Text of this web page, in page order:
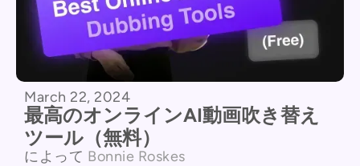
March 22, 2024
最高のオンラインAI動画吹き替え
ツール（無料）
によって Bonnie Roskes